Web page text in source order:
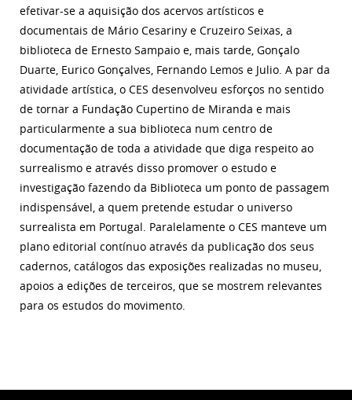
efetivar-se a aquisição dos acervos artísticos e
documentais de Mário Cesariny e Cruzeiro Seixas, a
biblioteca de Ernesto Sampaio e, mais tarde, Gonçalo
Duarte, Eurico Gonçalves, Fernando Lemos e Julio. A par da
atividade artística, o CES desenvolveu esforços no sentido
de tornar a Fundação Cupertino de Miranda e mais
particularmente a sua biblioteca num centro de
documentação de toda a atividade que diga respeito ao
surrealismo e através disso promover o estudo e
investigação fazendo da Biblioteca um ponto de passagem
indispensável, a quem pretende estudar o universo
surrealista em Portugal. Paralelamente o CES manteve um
plano editorial contínuo através da publicação dos seus
cadernos, catálogos das exposições realizadas no museu,
apoios a edições de terceiros, que se mostrem relevantes
para os estudos do movimento.